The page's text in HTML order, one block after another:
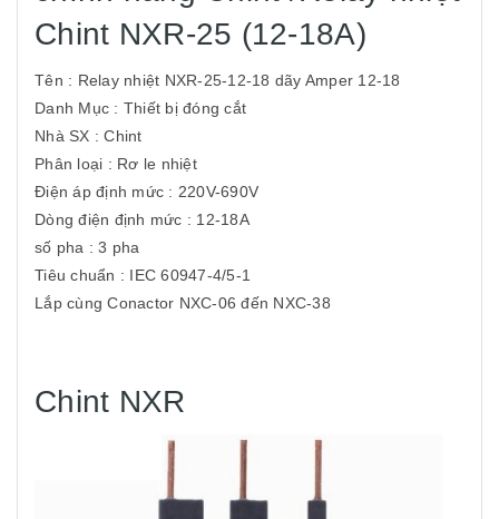
Chint NXR-25 (12-18A)
Tên : Relay nhiệt NXR-25-12-18 dãy Amper 12-18
Danh Mục : Thiết bị đóng cắt
Nhà SX : Chint
Phân loại : Rơ le nhiệt
Điện áp định mức : 220V-690V
Dòng điện định mức : 12-18A
số pha : 3 pha
Tiêu chuẩn : IEC 60947-4/5-1
Lắp cùng Conactor NXC-06 đến NXC-38
Chint NXR